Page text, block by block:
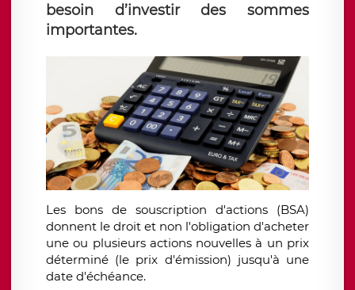
besoin d’investir des sommes
importantes.
Les bons de souscription d'actions (BSA)
donnent le droit et non l'obligation d'acheter
une ou plusieurs actions nouvelles à un prix
déterminé (le prix d'émission) jusqu'à une
date d'échéance.